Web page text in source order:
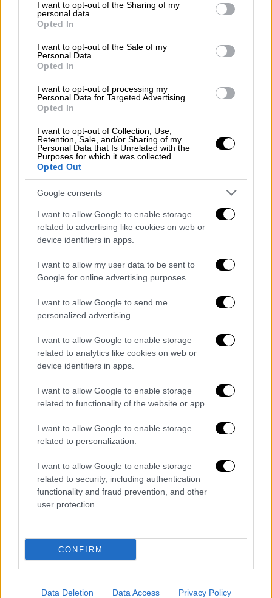
not limited to your visit or usage behaviour. You may click to
grant or deny consent to Google and its third-party tags to
use your data for below specified purposes in below Google
consent section.
I want to opt-out of the Sharing of my
personal data.
Opted In
I want to opt-out of the Sale of my
Personal Data.
Opted In
I want to opt-out of processing my
Personal Data for Targeted Advertising.
Opted In
I want to opt-out of Collection, Use,
Retention, Sale, and/or Sharing of my
Personal Data that Is Unrelated with the
Purposes for which it was collected.
Opted Out
Google consents
I want to allow Google to enable storage
related to advertising like cookies on web or
device identifiers in apps.
I want to allow my user data to be sent to
Google for online advertising purposes.
I want to allow Google to send me
personalized advertising.
I want to allow Google to enable storage
related to analytics like cookies on web or
device identifiers in apps.
I want to allow Google to enable storage
related to functionality of the website or app.
I want to allow Google to enable storage
related to personalization.
I want to allow Google to enable storage
related to security, including authentication
functionality and fraud prevention, and other
user protection.
CONFIRM
Data Deletion Data Access Privacy Policy
Από τα πρώτα 24ωρα ο
συναντήσεις με τους περισσότερους φορείς
που εμπλέκονται στο χώρο της Υγείας. Θα
συνδικαλιστές νοσοκομείων,
εκπροσώπους φορέων, επικεφαλής
Οργανισμών
το χώρο τουφαρμάκουκαι της
Υγείας.
Στόχος θα είναι να λάβει ουσιαστικά
πρώτη συναίνεση
ή έστω να επιτευχθεί μία
να μην
ανοίξουν άμεσα τα μέτωπα που φοβάται η
κυβέρνηση Μητσοτάκη.
αγοράς,των ιδιωτικών κλινικών αλλά και
του φαρμάκου, τόσο για να ακούσει τα
προβλήματά τους όσο και για να τους
αναπτύξει τα σχέδια της κυβέρνησης.
«Μάζεμα» δαπανών
Ένα από ταπρώτα βήματα πολιτικής υγείας
του νέου υπουργού Υγείας, είναι να
μαζέψει
τις σπατάλεςπου υπάρχουν σήμερα στο
Θα επιχειρήσει να βάλει τα
Κυριάκος Μητσοτάκης και περιλαμβάνουν
συγχωνεύσεις κλινικών αλλά και αλλαγή
χρήσης νοσοκομείων.
μέτωπο των συγκρούσεων για τη νέα
κυβέρνηση.Βασικό κριτήριο θα αποτελεί η
πληρότητα των νοσοκομείων αλλά και η
τους.